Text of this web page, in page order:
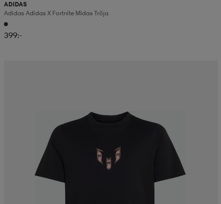
ADIDAS
Adidas Adidas X Fortnite Midas Tröja
399:-